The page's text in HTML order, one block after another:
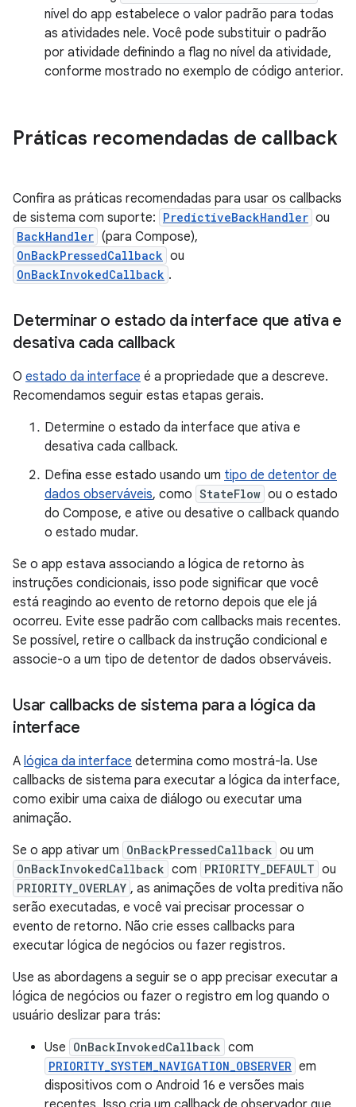
nível do app estabelece o valor padrão para todas
as atividades nele. Você pode substituir o padrão
por atividade definindo a flag no nível da atividade,
conforme mostrado no exemplo de código anterior.
Práticas recomendadas de callback
Confira as práticas recomendadas para usar os callbacks
de sistema com suporte: PredictiveBackHandler ou
BackHandler (para Compose),
OnBackPressedCallback ou
OnBackInvokedCallback .
Determinar o estado da interface que ativa e
desativa cada callback
O estado da interface é a propriedade que a descreve.
Recomendamos seguir estas etapas gerais.
Determine o estado da interface que ativa e
desativa cada callback.
Defina esse estado usando um tipo de detentor de
dados observáveis, como StateFlow ou o estado
do Compose, e ative ou desative o callback quando
o estado mudar.
Se o app estava associando a lógica de retorno às
instruções condicionais, isso pode significar que você
está reagindo ao evento de retorno depois que ele já
ocorreu. Evite esse padrão com callbacks mais recentes.
Se possível, retire o callback da instrução condicional e
associe-o a um tipo de detentor de dados observáveis.
Usar callbacks de sistema para a lógica da
interface
A lógica da interface determina como mostrá-la. Use
callbacks de sistema para executar a lógica da interface,
como exibir uma caixa de diálogo ou executar uma
animação.
Se o app ativar um OnBackPressedCallback ou um
OnBackInvokedCallback com PRIORITY_DEFAULT ou
PRIORITY_OVERLAY , as animações de volta preditiva não
serão executadas, e você vai precisar processar o
evento de retorno. Não crie esses callbacks para
executar lógica de negócios ou fazer registros.
Use as abordagens a seguir se o app precisar executar a
lógica de negócios ou fazer o registro em log quando o
usuário deslizar para trás:
Use OnBackInvokedCallback com
PRIORITY_SYSTEM_NAVIGATION_OBSERVER em
dispositivos com o Android 16 e versões mais